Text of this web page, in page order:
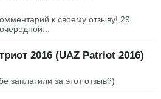
к своему отзыву! 29
2016 (UAZ Patriot 2016)
заплатили за этот отзыв?)